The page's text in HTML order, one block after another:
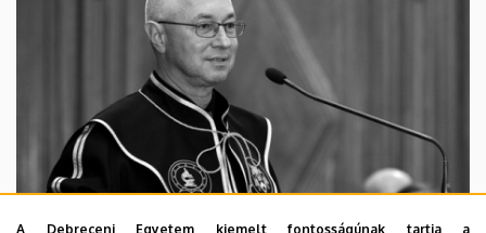
A Debreceni Egyetem kiemelt fontosságúnak tartja a